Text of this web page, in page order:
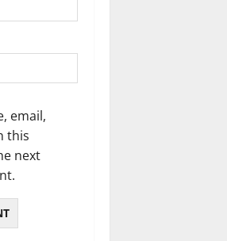
email,
this
next